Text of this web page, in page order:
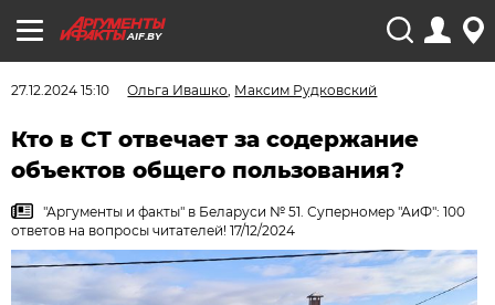
AIF.BY
27.12.2024 15:10 Ольга Ивашко, Максим Рудковский
Кто в СТ отвечает за содержание
объектов общего пользования?
"Аргументы и факты" в Беларуси № 51. Суперномер "АиФ": 100
ответов на вопросы читателей! 17/12/2024